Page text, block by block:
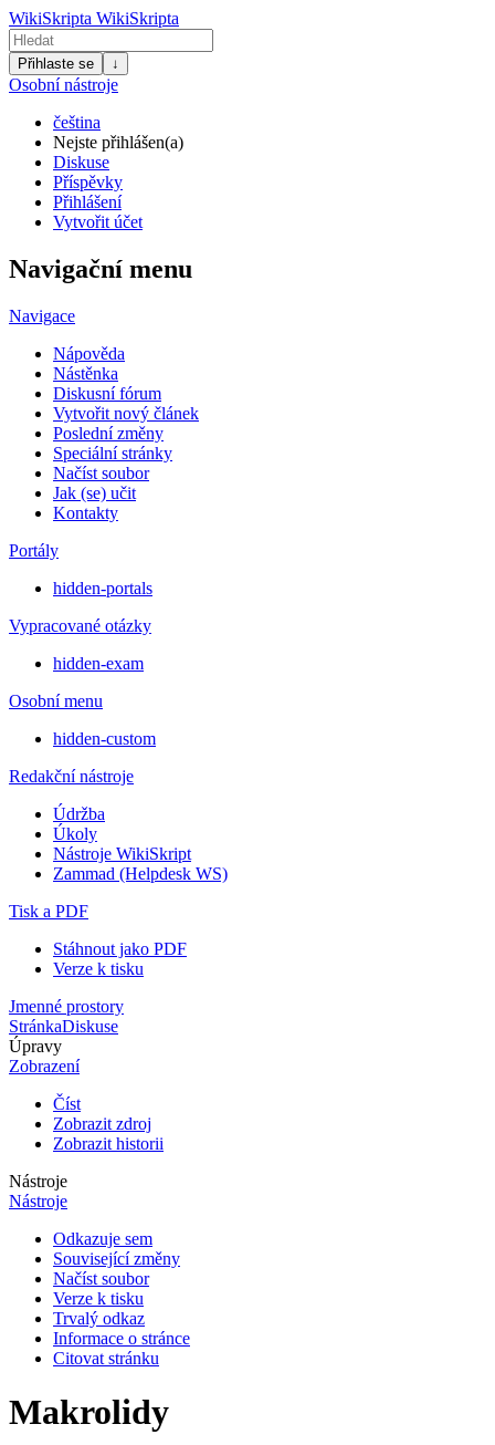
WikiSkripta WikiSkripta
Přihlaste se ↓
Osobní nástroje
čeština
Nejste přihlášen(a)
Diskuse
Příspěvky
Přihlášení
Vytvořit účet
Navigační menu
Navigace
Nápověda
Nástěnka
Diskusní fórum
Vytvořit nový článek
Poslední změny
Speciální stránky
Načíst soubor
Jak (se) učit
Kontakty
Portály
hidden-portals
Vypracované otázky
hidden-exam
Osobní menu
hidden-custom
Redakční nástroje
Údržba
Úkoly
Nástroje WikiSkript
Zammad (Helpdesk WS)
Tisk a PDF
Stáhnout jako PDF
Verze k tisku
Jmenné prostory
StránkaDiskuse
Úpravy
Zobrazení
Číst
Zobrazit zdroj
Zobrazit historii
Nástroje
Nástroje
Odkazuje sem
Související změny
Načíst soubor
Verze k tisku
Trvalý odkaz
Informace o stránce
Citovat stránku
Makrolidy